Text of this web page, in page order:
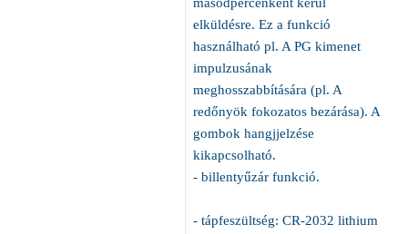
elküldésre. Ez a funkció
használható pl. A PG kimenet
impulzusának
meghosszabbítására (pl. A
redőnyök fokozatos bezárása). A
gombok hangjjelzése
kikapcsolható.
- billentyűzár funkció.
- tápfeszültség: CR-2032 lithium